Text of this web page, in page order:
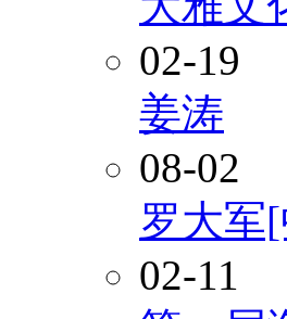
02-19
姜涛
08-02
罗大军
02-11